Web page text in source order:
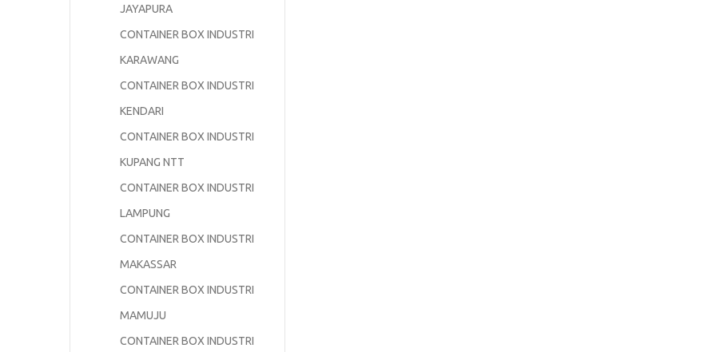
JAYAPURA
CONTAINER BOX INDUSTRI
KARAWANG
CONTAINER BOX INDUSTRI
KENDARI
CONTAINER BOX INDUSTRI
KUPANG NTT
CONTAINER BOX INDUSTRI
LAMPUNG
CONTAINER BOX INDUSTRI
MAKASSAR
CONTAINER BOX INDUSTRI
MAMUJU
CONTAINER BOX INDUSTRI